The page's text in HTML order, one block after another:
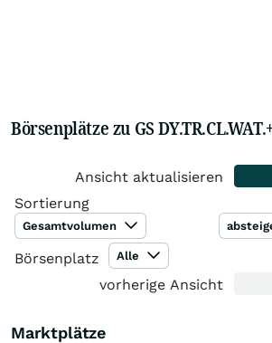
Börsenplätze zu GS
Ansicht aktualisieren
Sortierung
Gesamtvolumen
Börsenplatz Alle
vorherige Ansicht
Marktplätze